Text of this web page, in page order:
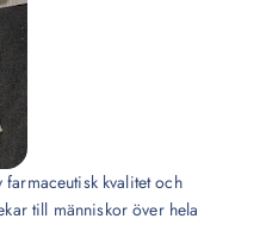
kvalitet och
till människor över hela